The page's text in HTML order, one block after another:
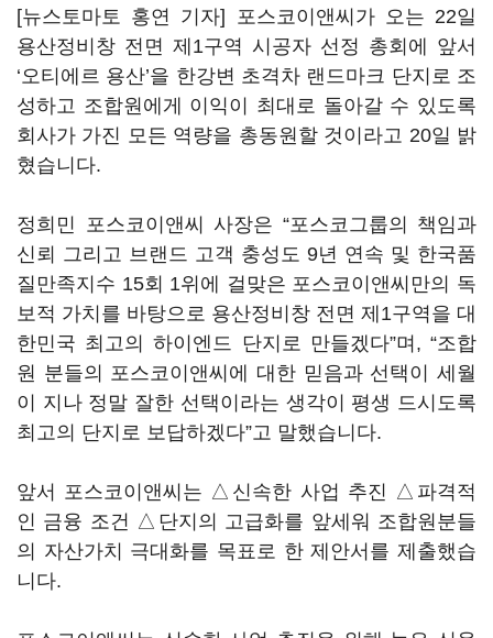
[뉴스토마토 홍연 기자] 포스코이앤씨가 오는 22일
용산정비창 전면 제1구역 시공자 선정 총회에 앞서
‘오티에르 용산’을 한강변 초격차 랜드마크 단지로 조
성하고 조합원에게 이익이 최대로 돌아갈 수 있도록
회사가 가진 모든 역량을 총동원할 것이라고 20일 밝
혔습니다.
정희민 포스코이앤씨 사장은 “포스코그룹의 책임과
신뢰 그리고 브랜드 고객 충성도 9년 연속 및 한국품
질만족지수 15회 1위에 걸맞은 포스코이앤씨만의 독
보적 가치를 바탕으로 용산정비창 전면 제1구역을 대
한민국 최고의 하이엔드 단지로 만들겠다”며, “조합
원 분들의 포스코이앤씨에 대한 믿음과 선택이 세월
이 지나 정말 잘한 선택이라는 생각이 평생 드시도록
최고의 단지로 보답하겠다”고 말했습니다.
앞서 포스코이앤씨는 △신속한 사업 추진 △파격적
인 금융 조건 △단지의 고급화를 앞세워 조합원분들
의 자산가치 극대화를 목표로 한 제안서를 제출했습
니다.